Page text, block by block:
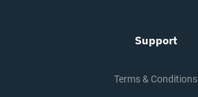
Support
Terms & Conditions